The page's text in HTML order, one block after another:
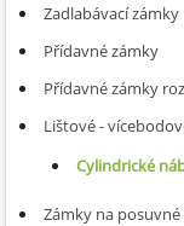
Zadlabávací zámky
Přídavné zámky
Přídavné zámky
Lištové -
Cylindrické
Zámky na